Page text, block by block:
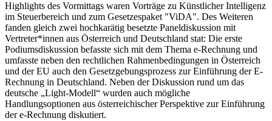
Highlights des Vormittags waren Vorträge zu Künstlicher Intelligenz
im Steuerbereich und zum Gesetzespaket "ViDA". Des Weiteren
fanden gleich zwei hochkarätig besetzte Paneldiskussion mit
Vertreter*innen aus Österreich und Deutschland stat: Die erste
Podiumsdiskussion befasste sich mit dem Thema e-Rechnung und
umfasste neben den rechtlichen Rahmenbedingungen in Österreich
und der EU auch den Gesetzgebungsprozess zur Einführung der E-
Rechnung in Deutschland. Neben der Diskussion rund um das
deutsche „Light-Modell“ wurden auch mögliche
Handlungsoptionen aus österreichischer Perspektive zur Einführung
der e-Rechnung diskutiert.